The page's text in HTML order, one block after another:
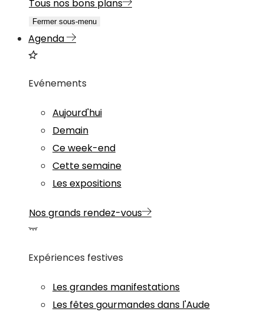
Tous nos bons plans
Fermer sous-menu
Agenda
Evénements
Aujourd'hui
Demain
Ce week-end
Cette semaine
Les expositions
Nos grands rendez-vous
Expériences festives
Les grandes manifestations
Les fêtes gourmandes dans l'Aude